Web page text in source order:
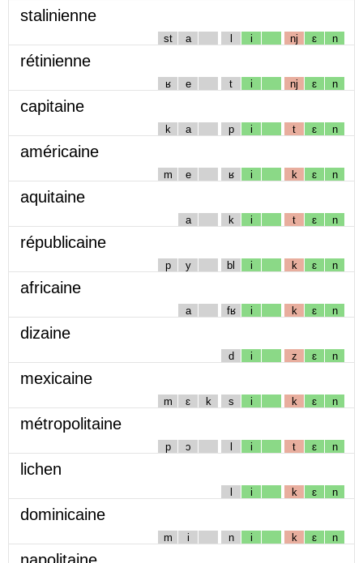
stalinienne
st a l i nj ɛ n
rétinienne
ʁ e t i nj ɛ n
capitaine
k a p i t ɛ n
américaine
m e ʁ i k ɛ n
aquitaine
a k i t ɛ n
républicaine
p y bl i k ɛ n
africaine
a fʁ i k ɛ n
dizaine
d i z ɛ n
mexicaine
m ɛ k s i k ɛ n
métropolitaine
p ɔ l i t ɛ n
lichen
l i k ɛ n
dominicaine
m i n i k ɛ n
napolitaine